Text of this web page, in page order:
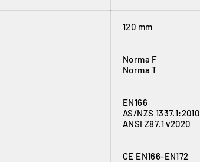
120 mm
Norma F
Norma T
EN166
AS/NZS 1337.1:2010
ANSI Z87.1 v2020
CE EN166-EN172